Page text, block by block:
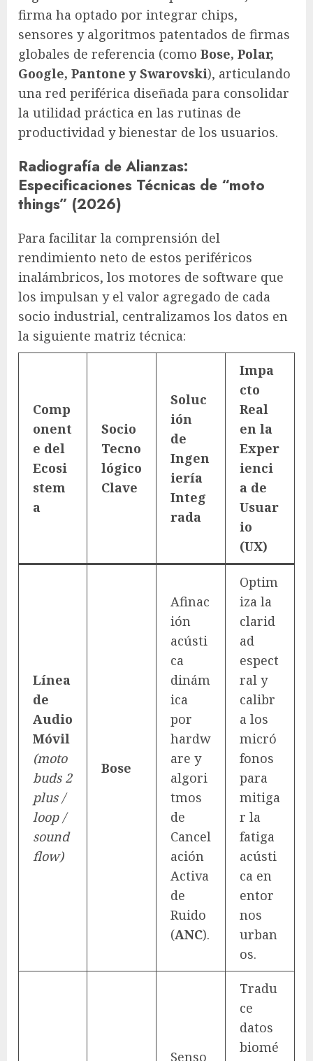
firma ha optado por integrar chips,
sensores y algoritmos patentados de firmas
globales de referencia (como Bose, Polar,
Google, Pantone y Swarovski), articulando
una red periférica diseñada para consolidar
la utilidad práctica en las rutinas de
productividad y bienestar de los usuarios.
Radiografía de Alianzas:
Especificaciones Técnicas de “moto
things” (2026)
Para facilitar la comprensión del
rendimiento neto de estos periféricos
inalámbricos, los motores de software que
los impulsan y el valor agregado de cada
socio industrial, centralizamos los datos en
la siguiente matriz técnica:
Comp
onent
e del
Ecosi
stem
a
Socio
Tecno
lógico
Clave
Soluc
ión
de
Ingen
iería
Integ
rada
Impa
cto
Real
en la
Exper
ienci
a de
Usuar
io
(UX)
Línea
de
Audio
Móvil
(moto
buds 2
plus /
loop /
sound
flow)
Bose
Afinac
ión
acústi
ca
dinám
ica
por
hardw
are y
algori
tmos
de
Cancel
ación
Activa
de
Ruido
(ANC).
Optim
iza la
clarid
ad
espect
ral y
calibr
a los
micró
fonos
para
mitiga
r la
fatiga
acústi
ca en
entor
nos
urban
os.
Senso
Tradu
ce
datos
biomé